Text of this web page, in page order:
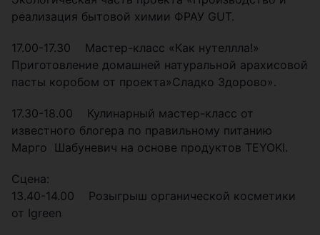
реализация бытовой химии ФРАУ GUT.
17.00-17.30 Мастер-класс «Как нутеллла!»
Приготовление домашней натуральной арахисовой
пасты коробом от проекта»Сладко Здорово».
17.30-18.00 Кулинарный мастер-класс от
известного блогера по правильному питанию
Марго Шабуневич на основе продуктов TEYOKI.
Сцена:
13.40-14.00 Розыгрыш органической косметики
от Igreen